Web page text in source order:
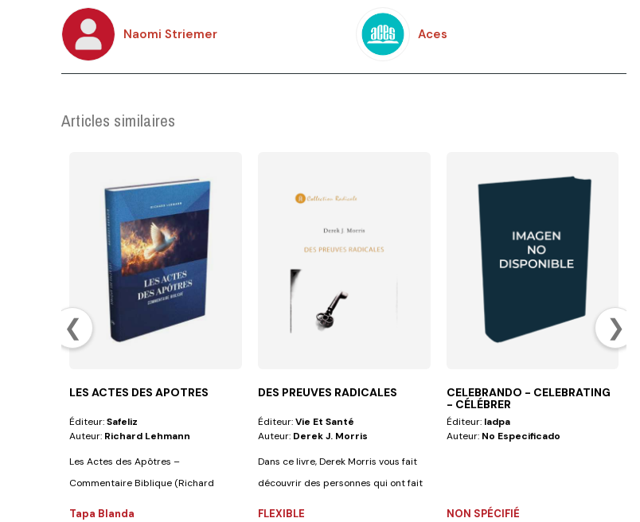
Naomi Striemer Aces
Articles similaires
❮ ❯
LES ACTES DES APOTRES
Éditeur:Safeliz
Auteur: Richard Lehmann
Les Actes des Apôtres –
Commentaire Biblique (Richard
Tapa Blanda
DES PREUVES RADICALES
Éditeur:Vie Et Santé
Auteur: Derek J. Morris
Dans ce livre, Derek Morris vous fait
découvrir des personnes qui ont fait
FLEXIBLE
CELEBRANDO - CELEBRATING
- CÉLÉBRER
Éditeur: Iadpa
Auteur: No Especificado
NON SPÉCIFIÉ